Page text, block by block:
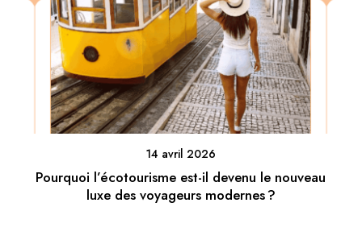
14 avril 2026
Pourquoi l’écotourisme est-il devenu le nouveau
luxe des voyageurs modernes ?